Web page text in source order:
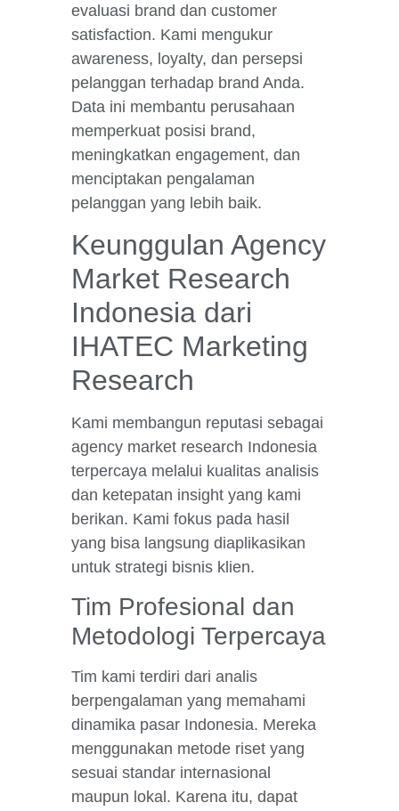
evaluasi brand dan customer
satisfaction. Kami mengukur
awareness, loyalty, dan persepsi
pelanggan terhadap brand Anda.
Data ini membantu perusahaan
memperkuat posisi brand,
meningkatkan engagement, dan
menciptakan pengalaman
pelanggan yang lebih baik.
Keunggulan Agency
Market Research
Indonesia dari
IHATEC Marketing
Research
Kami membangun reputasi sebagai
agency market research Indonesia
terpercaya melalui kualitas analisis
dan ketepatan insight yang kami
berikan. Kami fokus pada hasil
yang bisa langsung diaplikasikan
untuk strategi bisnis klien.
Tim Profesional dan
Metodologi Terpercaya
Tim kami terdiri dari analis
berpengalaman yang memahami
dinamika pasar Indonesia. Mereka
menggunakan metode riset yang
sesuai standar internasional
maupun lokal. Karena itu, dapat